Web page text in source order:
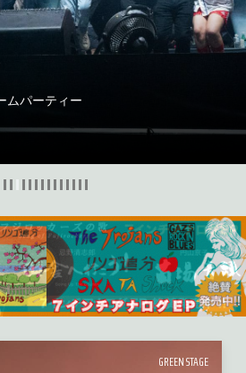
たことが幾度かあ
めなくてよかった
いつものフジロッ
た…かも。
ライナー
ムパーティー
も待っていました！
〜
愛という憎悪」
フェ 春ねむり
大な一歩を讃えた今日この日の祝祭
本公演
ロック体験記
ロック！花房浩一の開
フジロックが消えて
いかと思った」
えり」
ック2026の開催が
26日！
GREEN STAGE